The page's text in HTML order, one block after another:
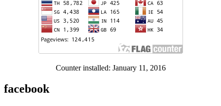
Counter installed: January 11, 2016
facebook